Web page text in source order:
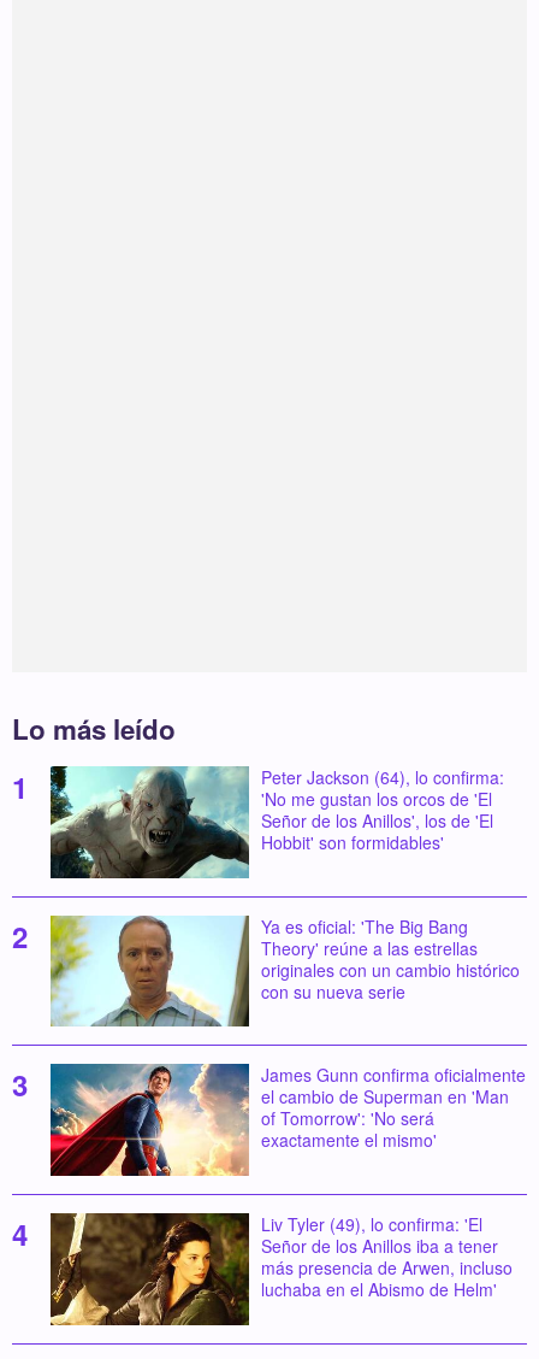
Lo más leído
Peter Jackson (64), lo confirma:
'No me gustan los orcos de 'El
Señor de los Anillos', los de 'El
Hobbit' son formidables'
Ya es oficial: 'The Big Bang
Theory' reúne a las estrellas
originales con un cambio histórico
con su nueva serie
James Gunn confirma oficialmente
el cambio de Superman en 'Man
of Tomorrow': 'No será
exactamente el mismo'
Liv Tyler (49), lo confirma: 'El
Señor de los Anillos iba a tener
más presencia de Arwen, incluso
luchaba en el Abismo de Helm'